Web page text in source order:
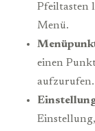
Pfeiltasten
Menü.
einen
aufzurufen.